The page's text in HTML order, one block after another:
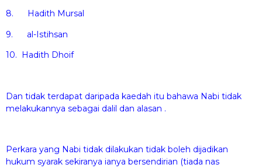
8. Hadith Mursal
9. al-Istihsan
10. Hadith Dhoif
Dan tidak terdapat daripada kaedah itu bahawa Nabi tidak
melakukannya sebagai dalil dan alasan .
Perkara yang Nabi tidak dilakukan tidak boleh dijadikan
hukum syarak sekiranya ianya bersendirian (tiada nas